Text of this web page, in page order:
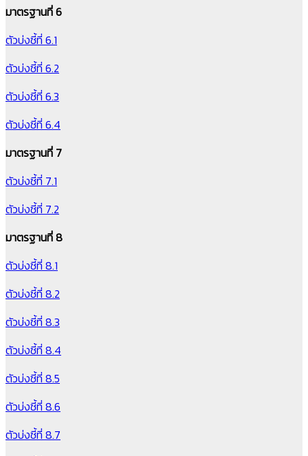
มาตรฐานที่ 6
ตัวบ่งชี้ที่ 6.1
ตัวบ่งชี้ที่ 6.2
ตัวบ่งชี้ที่ 6.3
ตัวบ่งชี้ที่ 6.4
มาตรฐานที่ 7
ตัวบ่งชี้ที่ 7.1
ตัวบ่งชี้ที่ 7.2
มาตรฐานที่ 8
ตัวบ่งชี้ที่ 8.1
ตัวบ่งชี้ที่ 8.2
ตัวบ่งชี้ที่ 8.3
ตัวบ่งชี้ที่ 8.4
ตัวบ่งชี้ที่ 8.5
ตัวบ่งชี้ที่ 8.6
ตัวบ่งชี้ที่ 8.7